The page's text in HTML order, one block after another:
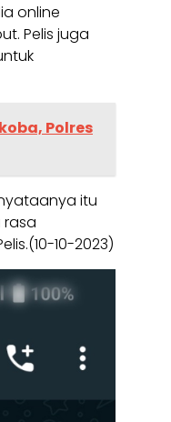
online
Pelis juga
Polres
itu
10-2023)